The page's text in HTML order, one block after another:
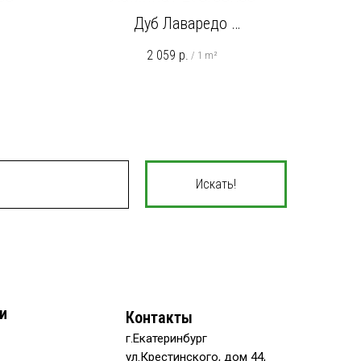
Дуб Лаваредо
EL1047 Натуральный
2 059 р. / 1 m²
Искать!
Контакты
г.Екатеринбург
ул.Крестинского, дом 44,